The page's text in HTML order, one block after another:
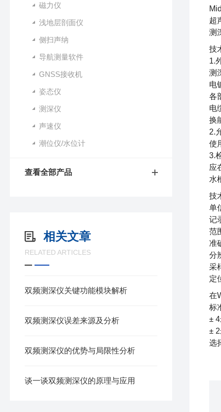
磁力仪
浅地层剖面仪
侧扫声纳
导航测量软件
GNSS接收机
姿态仪
测深仪
声速仪
潮位仪/水位计
查看全部产品
相关文章
RELATED ARTICLES
双频测深仪关键功能模块解析
双频测深仪误差来源及分析
双频测深仪的优势与局限性分析
谈一谈双频测深仪的原理与应用
超
测
技
1.
测
电
各
电
换
2.
使
3.
应
水
技
单
记
范
准
分
采
定
在
标
±
±
选